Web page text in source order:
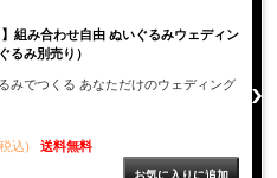
】組み合わせ自由 ぬいぐるみウェディン
るみ別売り）
みでつくる あなただけのウェディング
込) 送料無料